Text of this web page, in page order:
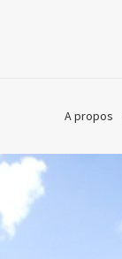
A propos